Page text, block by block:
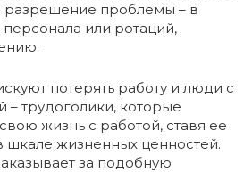
проблемы – в
или ротаций,
потерять работу и люди с
– трудоголики, которые
жизнь с работой, ставя ее
шкале жизненных ценностей.
за подобную